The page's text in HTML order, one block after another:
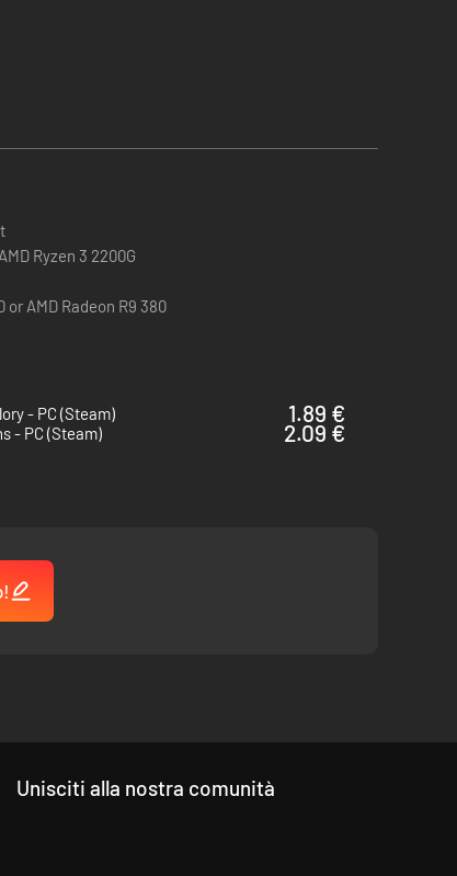
Ryzen 3 2200G
or AMD Radeon R9 380
- PC (Steam)
1.89 €
- PC (Steam)
2.09 €
Unisciti alla nostra comunità